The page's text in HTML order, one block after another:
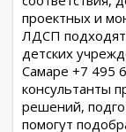
проектных и
ЛДСП подходят
детских
Самаре +7 495
консультанты
решений,
помогут